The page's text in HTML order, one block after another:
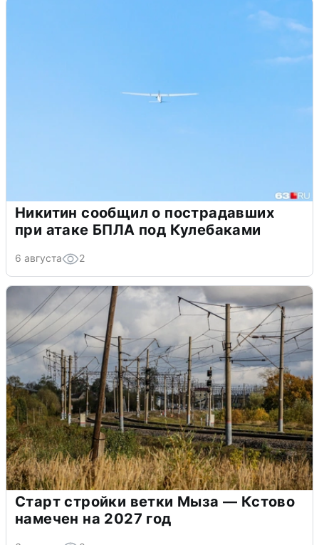
Никитин сообщил о пострадавших
при атаке БПЛА под Кулебаками
6 августа 2
Старт стройки ветки Мыза — Кстово
намечен на 2027 год